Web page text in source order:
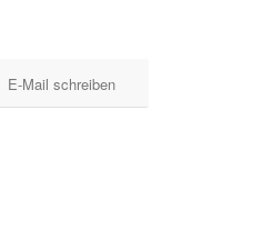
E-Mail schreiben